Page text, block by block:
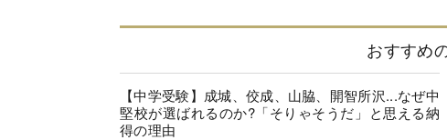
おすすめ
【中学受験】成城、佼成、山脇、開智所沢...なぜ中
堅校が選ばれるのか?「そりゃそうだ」と思える納
得の理由